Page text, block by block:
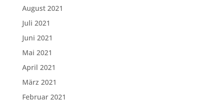
August 2021
Juli 2021
Juni 2021
Mai 2021
April 2021
März 2021
Februar 2021